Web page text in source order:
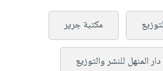
مكتبة جرير
دار المنهل للنشر والتوزيع